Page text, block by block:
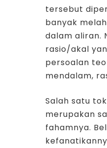
tersebut
banyak
dalam aliran.
rasio/akal
persoalan
mendalam,
Salah satu
merupakan
fahamnya.